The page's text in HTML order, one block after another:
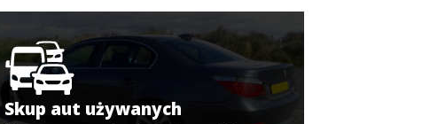
Skup aut używanych